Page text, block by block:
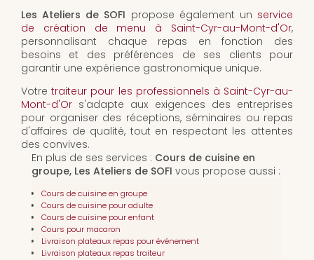
Les Ateliers de SOFI propose également un service
de création de menu à Saint-Cyr-au-Mont-d'Or,
personnalisant chaque repas en fonction des
besoins et des préférences de ses clients pour
garantir une expérience gastronomique unique.
Votretraiteur pour les professionnels à Saint-Cyr-au-
Mont-d'Or s'adapte aux exigences des entreprises
pour organiser des réceptions, séminaires ou repas
d'affaires de qualité, tout en respectant les attentes
des convives.
En plus de ses services : Cours de cuisine en
groupe, Les Ateliers de SOFI vous propose aussi :
Cours de cuisine en groupe
Cours de cuisine pour adulte
Cours de cuisine pour enfant
Cours pour macaron
Livraison plateaux repas pour événement
Livraison plateaux repas traiteur